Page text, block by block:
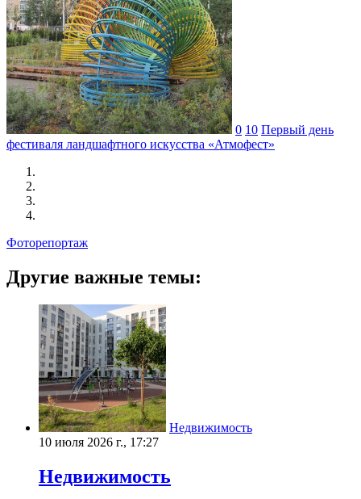
0 10 Первый день
фестиваля ландшафтного искусства «Атмофест»
Фоторепортаж
Другие важные темы:
Недвижимость
10 июля 2026 г., 17:27
Недвижимость